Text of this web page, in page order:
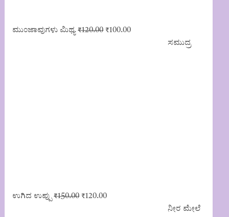
ಮುಂಜಾವುಗಳು ಮಿಥ್ಯ ₹120.00 Original
₹100.00Current
ಸಮುದ್ರ
ಉಗಿದ ಉಪ್ಪು ₹150.00 Original
₹120.00Current
ನೀರ ಮೇಲೆ